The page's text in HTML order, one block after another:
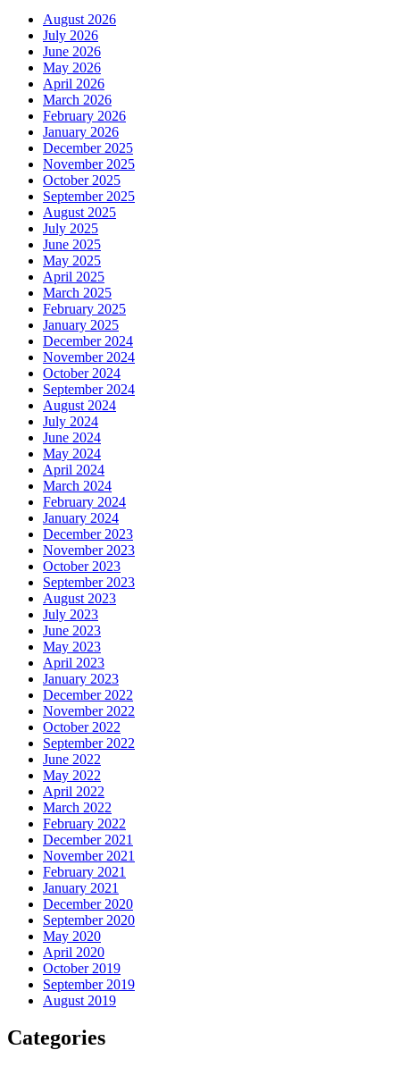
August 2026
July 2026
June 2026
May 2026
April 2026
March 2026
February 2026
January 2026
December 2025
November 2025
October 2025
September 2025
August 2025
July 2025
June 2025
May 2025
April 2025
March 2025
February 2025
January 2025
December 2024
November 2024
October 2024
September 2024
August 2024
July 2024
June 2024
May 2024
April 2024
March 2024
February 2024
January 2024
December 2023
November 2023
October 2023
September 2023
August 2023
July 2023
June 2023
May 2023
April 2023
January 2023
December 2022
November 2022
October 2022
September 2022
June 2022
May 2022
April 2022
March 2022
February 2022
December 2021
November 2021
February 2021
January 2021
December 2020
September 2020
May 2020
April 2020
October 2019
September 2019
August 2019
Categories